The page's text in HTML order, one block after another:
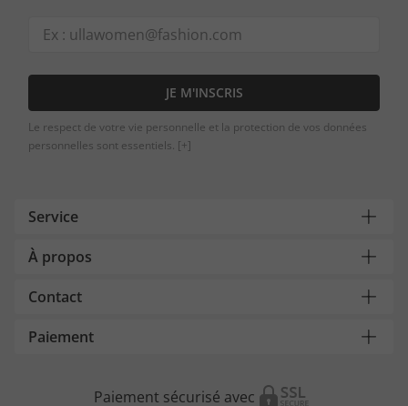
JE M'INSCRIS
Le respect de votre vie personnelle et la protection de vos données
personnelles sont essentiels. [+]
Service
À propos
Contact
Paiement
Paiement sécurisé avec